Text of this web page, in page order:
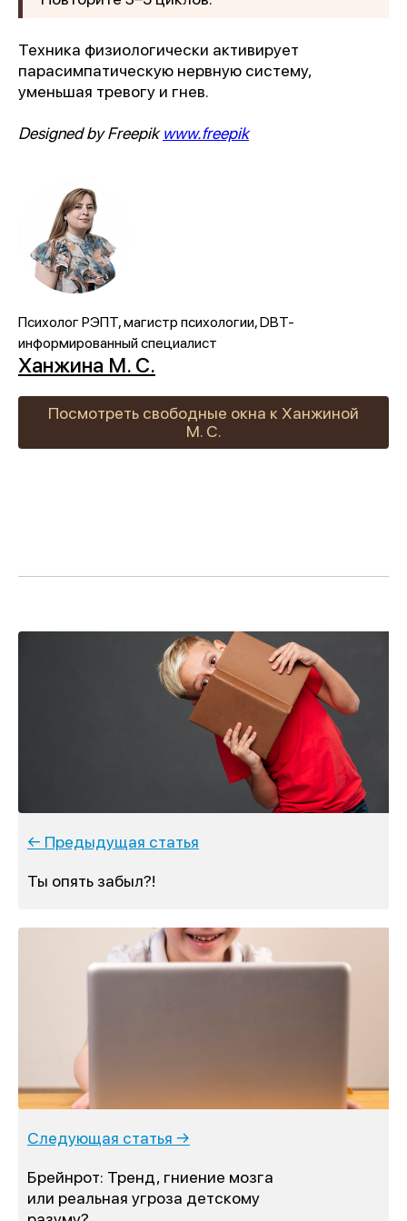
Техника физиологически активирует
парасимпатическую нервную систему,
уменьшая тревогу и гнев.
Designed by Freepikwww.freepik
Психолог РЭПТ, магистр психологии, DBT-
информированный специалист
Ханжина М. С.
Посмотреть свободные окна к Ханжиной
М. С.
← Предыдущая статья
Ты опять забыл?!
Следующая статья →
Брейнрот: Тренд, гниение мозга
или реальная угроза детскому